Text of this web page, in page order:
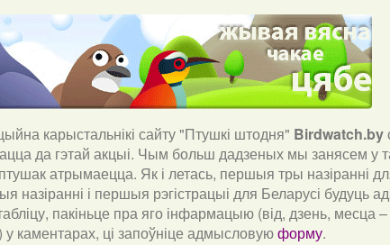
карыстальнікі сайту "Птушкі штодня" Birdwatch.by
да гэтай акцыі. Чым больш дадзеных мы занясем у
атрымаецца. Як і летась, першыя тры назіранні
назіранні і першыя рэгістрацыі для Беларусі будуць
пакіньце пра яго інфармацыю (від, дзень,
у каментарах, ці запоўніце адмысловуюформу.